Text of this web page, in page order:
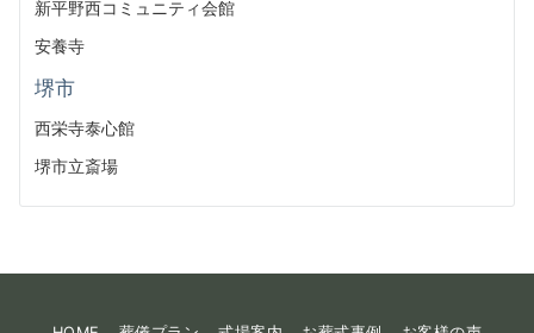
新平野西コミュニティ会館
安養寺
堺市
西栄寺泰心館
堺市立斎場